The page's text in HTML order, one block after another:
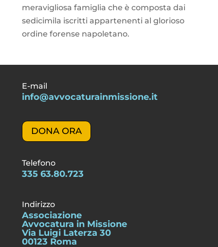
meravigliosa famiglia che è composta dai
sedicimila iscritti appartenenti al glorioso
ordine forense napoletano.
E-mail
info@avvocaturainmissione.it
DONA ORA
Telefono
335 63.80.723
Indirizzo
Associazione
Avvocatura in Missione
Via Luigi Laterza 30
00123 Roma